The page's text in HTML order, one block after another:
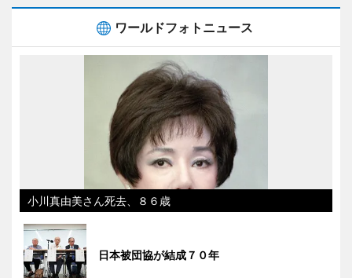
ワールドフォトニュース
小川真由美さん死去、８６歳
日本被団協が結成７０年